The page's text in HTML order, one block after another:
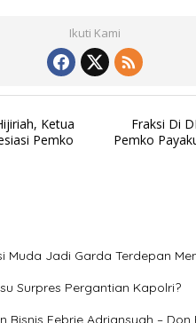
Ikuti Kami
Ketua
Pemko
Fraksi Di
Pemko
Muda Jadi Garda Terdepan
Surpres Pergantian Kapolri?
Bisnis Febrie Adriansyah –